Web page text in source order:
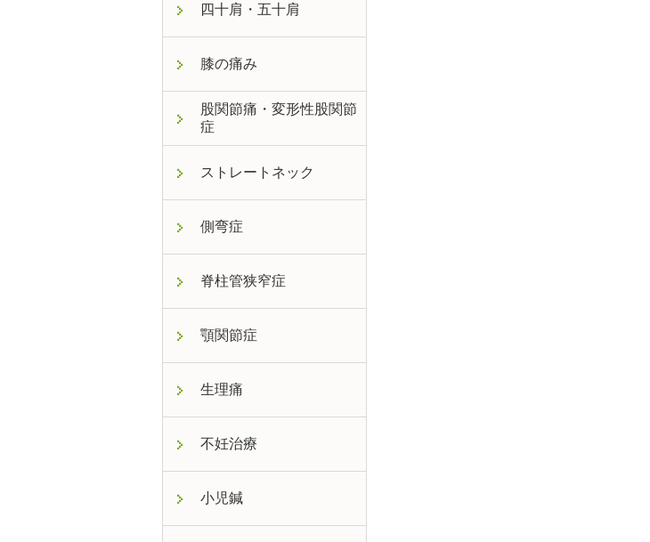
四十肩・五十肩
膝の痛み
股関節痛・変形性股関節
症
ストレートネック
側弯症
脊柱管狭窄症
顎関節症
生理痛
不妊治療
小児鍼